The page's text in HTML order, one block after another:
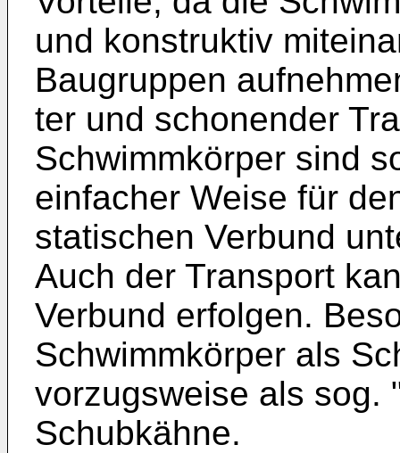
und konstruktiv
Baugruppen
ter und schonender
Schwimmkörper sind
einfacher Weise für
statischen Verbund
Auch der Transport
Verbund erfolgen.
Schwimm­körper als
vorzugsweise als sog.
Schubkähne.